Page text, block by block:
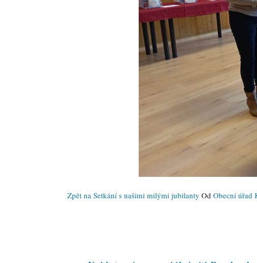
Zpět na Setkání s našimi milými jubilanty Od Obecní úřad